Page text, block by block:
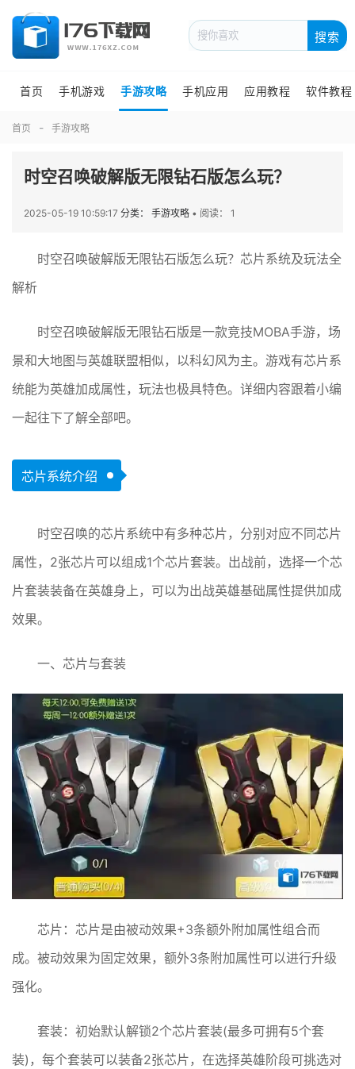
搜索
首页 手机游戏 手游攻略 手机应用 应用教程 软件教程
首页 手游攻略
时空召唤破解版无限钻石版怎么玩？
2025-05-19 10:59:17 分类： 手游攻略 • 阅读： 1
时空召唤破解版无限钻石版怎么玩？芯片系统及玩法全
解析
时空召唤破解版无限钻石版是一款竞技MOBA手游，场
景和大地图与英雄联盟相似，以科幻风为主。游戏有芯片系
统能为英雄加成属性，玩法也极具特色。详细内容跟着小编
一起往下了解全部吧。
芯片系统介绍
时空召唤的芯片系统中有多种芯片，分别对应不同芯片
属性，2张芯片可以组成1个芯片套装。出战前，选择一个芯
片套装装备在英雄身上，可以为出战英雄基础属性提供加成
效果。
一、芯片与套装
芯片：芯片是由被动效果+3条额外附加属性组合而
成。被动效果为固定效果，额外3条附加属性可以进行升级
强化。
套装：初始默认解锁2个芯片套装(最多可拥有5个套
装)，每个套装可以装备2张芯片，在选择英雄阶段可挑选对